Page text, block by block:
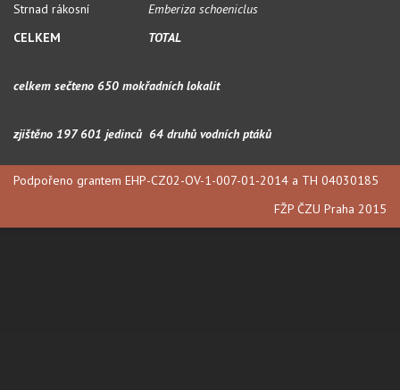
Strnad rákosní
Emberiza schoeniclus
CELKEM
TOTAL
celkem sečteno 650 mokřadních lokalit
zjištěno 197 601 jedinců 64 druhů vodních ptáků
Podpořeno grantem EHP-CZ02-OV-1-007-01-2014 a TH 04030185
FŽP ČZU Praha 2015